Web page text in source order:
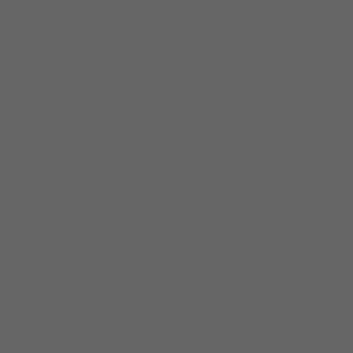
je na nasze zlecenie,
danych na podstawie
oparciu o stosowną podstawę
zbierane są przez naszych
ich przetwarzania. Możesz
praw wymienionych
do Twoich zainteresowań,
umów o ich świadczenie